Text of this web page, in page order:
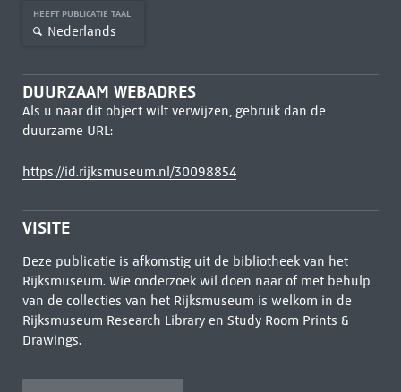
HEEFT PUBLICATIE TAAL
Nederlands
DUURZAAM WEBADRES
Als u naar dit object wilt verwijzen, gebruik dan de
duurzame URL:
https://id.rijksmuseum.nl/30098854
VISITE
Deze publicatie is afkomstig uit de bibliotheek van het
Rijksmuseum. Wie onderzoek wil doen naar of met behulp
van de collecties van het Rijksmuseum is welkom in de
Rijksmuseum Research Libraryen Study Room Prints &
Drawings.